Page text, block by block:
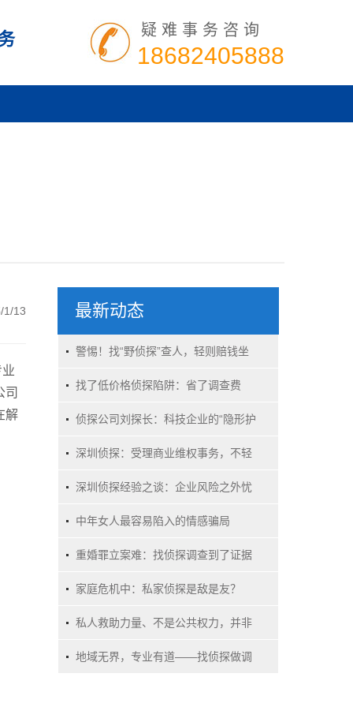
疑难事务咨询
18682405888
1/13
司
解
最新动态
警惕！找“野侦探”查人，轻则赔钱坐
牢，重...
找了低价格侦探陷阱：省了调查费
用，却可能...
侦探公司刘探长：科技企业的“隐形护
城河”...
深圳侦探：受理商业维权事务，不轻
易涉入家...
深圳侦探经验之谈：企业风险之外忧
与内患的...
中年女人最容易陷入的情感骗局
重婚罪立案难：找侦探调查到了证据
为什么也...
家庭危机中：私家侦探是敌是友？
私人救助力量、不是公共权力，并非
无所不能
地域无界，专业有道——找侦探做调